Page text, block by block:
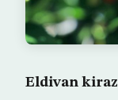
Eldivan